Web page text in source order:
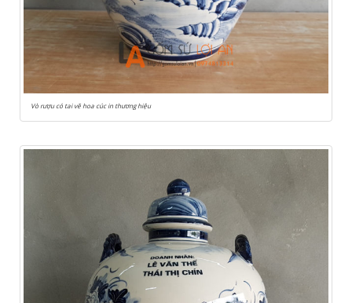
Vò rượu có tai vẽ hoa cúc in thương hiệu